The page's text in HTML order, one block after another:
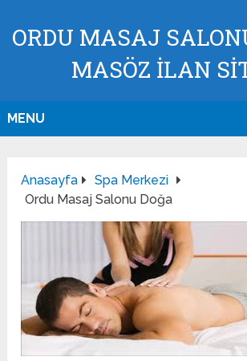
ORDU MASAJ
MASÖZ İLAN
MENU
Anasayfa
Spa Merkezi
Ordu Masaj Salonu Doğa